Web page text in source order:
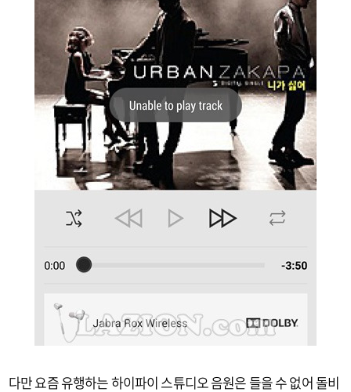
다만 요즘 유행하는 하이파이 스튜디오 음원은 들을 수 없어 돌비